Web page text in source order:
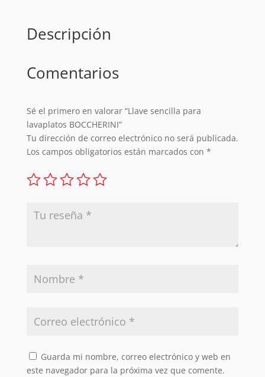
Descripción
Comentarios
Sé el primero en valorar “Llave sencilla para
lavaplatos BOCCHERINI”
Tu dirección de correo electrónico no será publicada.
Los campos obligatorios están marcados con *
Guarda mi nombre, correo electrónico y web en
este navegador para la próxima vez que comente.